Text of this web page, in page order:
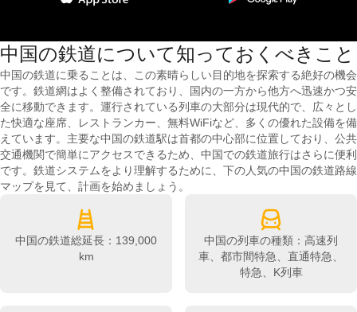
中国の鉄道について知っておくべきこと
中国の鉄道に乗ることは、この素晴らしい目的地を探索する絶好の機会
です。鉄道網はよく整備されており、国内の一方から他方へ迅速かつ安
全に移動できます。運行されている列車の大部分は現代的で、広々とし
た快適な座席、レストランカー、無料WiFiなど、多くの優れた設備を備
えています。主要な中国の鉄道駅は首都の中心部に位置しており、公共
交通機関で簡単にアクセスできるため、中国での鉄道旅行はさらに便利
です。鉄道システムをより理解するために、下の人気の中国の鉄道路線
マップを見て、計画を始めましょう。
中国の鉄道総延長：139,000
km
中国の列車の種類：高速列
車、都市間特急、直通特急、
特急、K列車